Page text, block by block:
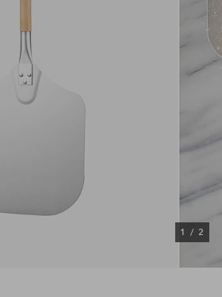
1 / 2